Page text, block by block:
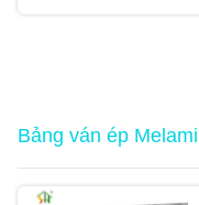
Bảng ván ép